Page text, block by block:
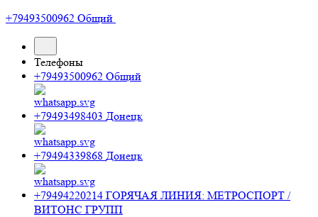
+79493500962 Общий
Телефоны
+79493500962 Общий
+79493498403 Донецк
+79494339868 Донецк
+79494220214 ГОРЯЧАЯ ЛИНИЯ: МЕТРОСПОРТ /
ВИТОНС ГРУПП